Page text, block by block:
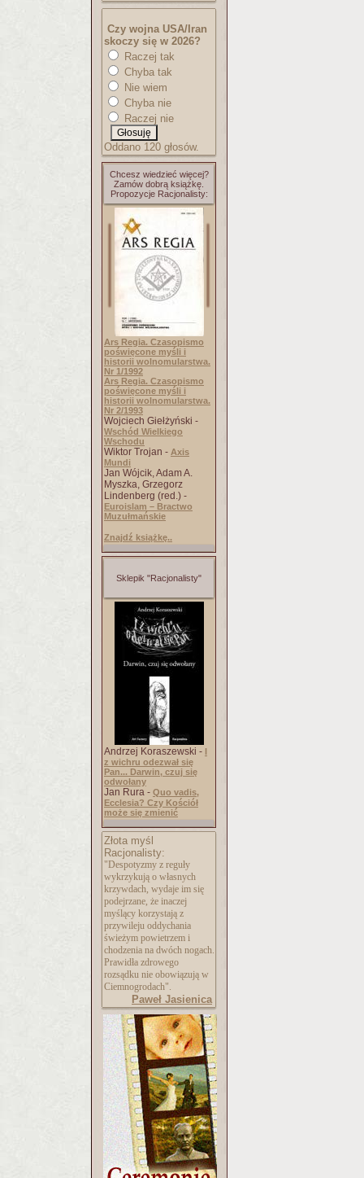
Czy wojna USA/Iran
skoczy się w 2026?
Raczej tak
Chyba tak
Nie wiem
Chyba nie
Raczej nie
Oddano 120 głosów.
Chcesz wiedzieć więcej?
Zamów dobrą książkę.
Propozycje Racjonalisty:
Ars Regia. Czasopismo
poświęcone myśli i
historii wolnomularstwa.
Nr 1/1992
Ars Regia. Czasopismo
poświęcone myśli i
historii wolnomularstwa.
Nr 2/1993
Wojciech Giełżyński -
Wschód Wielkiego
Wschodu
Wiktor Trojan - Axis
Mundi
Jan Wójcik, Adam A.
Myszka, Grzegorz
Lindenberg (red.) -
Euroislam – Bractwo
Muzułmańskie
Znajdź książkę..
Sklepik "Racjonalisty"
Andrzej Koraszewski - I
z wichru odezwał się
Pan... Darwin, czuj się
odwołany
Jan Rura - Quo vadis,
Ecclesia? Czy Kościół
może się zmienić
Złota myśl
Racjonalisty:
"Despotyzmy z reguły
wykrzykują o własnych
krzywdach, wydaje im się
podejrzane, że inaczej
myślący korzystają z
przywileju oddychania
świeżym powietrzem i
chodzenia na dwóch nogach.
Prawidła zdrowego
rozsądku nie obowiązują w
Ciemnogrodach".
Paweł Jasienica